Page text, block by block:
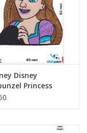
Disney
Princess